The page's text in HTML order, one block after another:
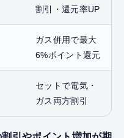
割引・還元率UP
ガス併用で最大
6%ポイント還元
セットで電気・
ガス両方割引